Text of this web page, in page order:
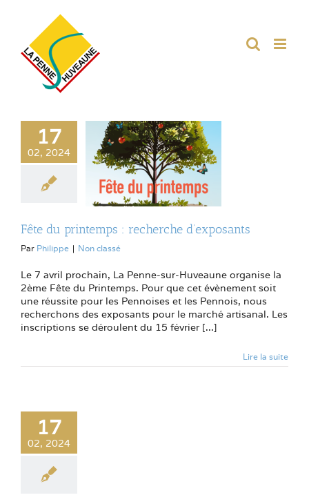
17
02, 2024
Fête du printemps : recherche d’exposants
Par Philippe | Non classé
Le 7 avril prochain, La Penne-sur-Huveaune organise la
2ème Fête du Printemps. Pour que cet évènement soit
une réussite pour les Pennoises et les Pennois, nous
recherchons des exposants pour le marché artisanal. Les
inscriptions se déroulent du 15 février [...]
Lire la suite
17
02, 2024